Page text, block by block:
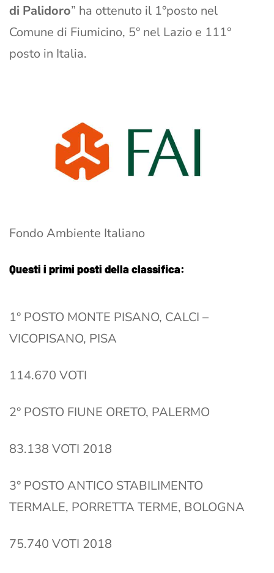
di Palidoro” ha ottenuto il 1°posto nel
Comune di Fiumicino, 5° nel Lazio e 111°
posto in Italia.
Fondo Ambiente Italiano
Questi i primi posti della classifica:
1° POSTO MONTE PISANO, CALCI –
VICOPISANO, PISA
114.670 VOTI
2° POSTO FIUNE ORETO, PALERMO
83.138 VOTI 2018
3° POSTO ANTICO STABILIMENTO
TERMALE, PORRETTA TERME, BOLOGNA
75.740 VOTI 2018